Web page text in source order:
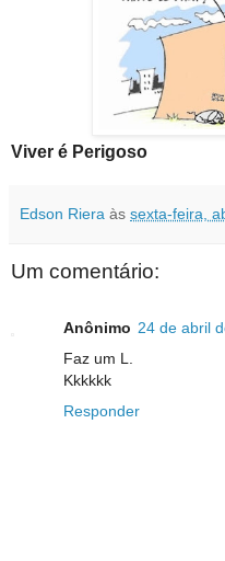
Viver é Perigoso
Edson Riera às sexta-feira,
Um comentário:
Anônimo 24 de abril
Faz um L.
Kkkkkk
Responder